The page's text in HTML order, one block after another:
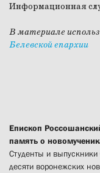
Информационная
В материале
Белевской епархии
Епископ
память о
Студенты и
десяти воронежских